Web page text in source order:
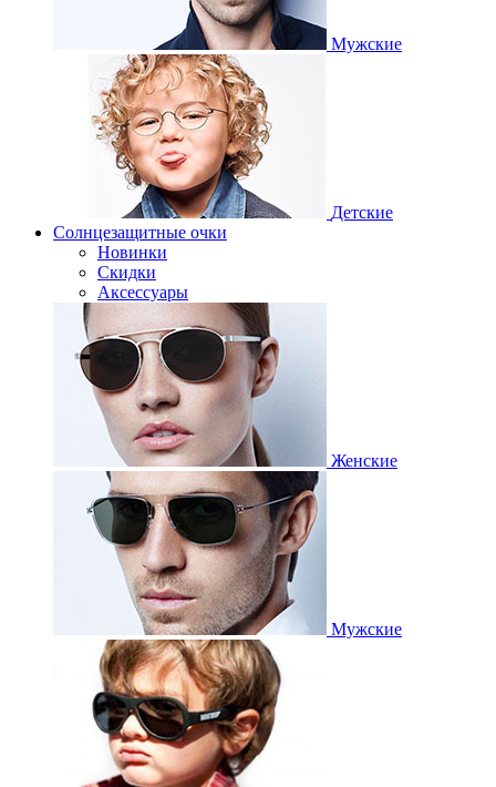
Мужские
Детские
Солнцезащитные очки
Новинки
Скидки
Аксессуары
Женские
Мужские